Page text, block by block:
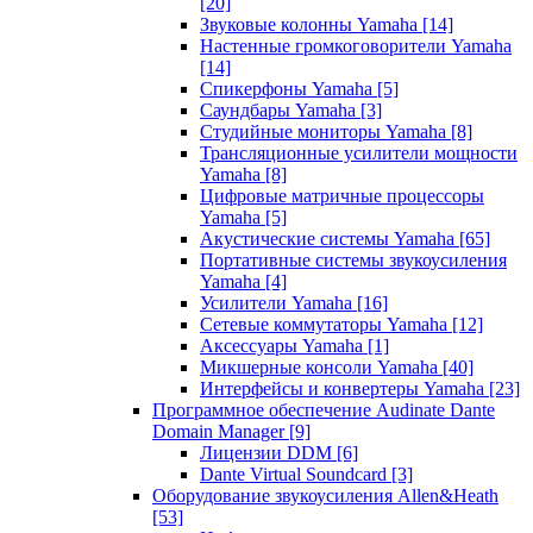
Звуковые колонны Yamaha [14]
Настенные громкоговорители Yamaha
[14]
Спикерфоны Yamaha [5]
Саундбары Yamaha [3]
Студийные мониторы Yamaha [8]
Трансляционные усилители мощности
Yamaha [8]
Цифровые матричные процессоры
Yamaha [5]
Акустические системы Yamaha [65]
Портативные системы звукоусиления
Yamaha [4]
Усилители Yamaha [16]
Сетевые коммутаторы Yamaha [12]
Аксессуары Yamaha [1]
Микшерные консоли Yamaha [40]
Интерфейсы и конвертеры Yamaha [23]
Программное обеспечение Audinate Dante
Domain Manager [9]
Лицензии DDM [6]
Dante Virtual Soundcard [3]
Оборудование звукоусиления Allen&Heath
[53]